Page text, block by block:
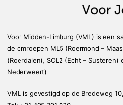
Voor Midden-Limburg (VML) is een
de omroepen ML5 (Roermond –
(Roerdalen), SOL2 (Echt – Susteren)
Nederweert)
VML is gevestigd op de Bredeweg